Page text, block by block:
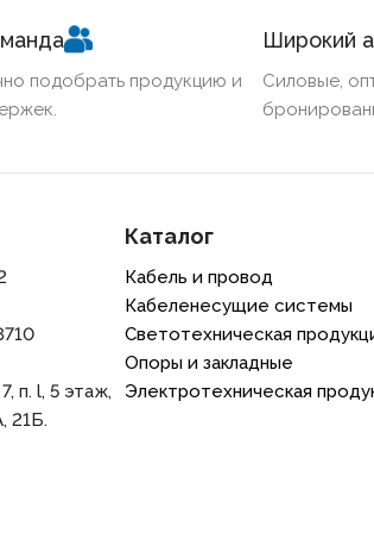
подобрать продукцию и
Широкий
Силовые,
п. l, 5 этаж,
21Б.
Каталог
Кабель и провод
Кабеленесущие системы
Светотехническая
Опоры и закладные
Электротехническая